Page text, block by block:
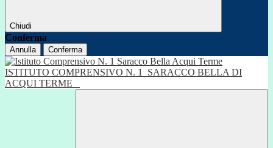
Chiudi
Conferma
Annulla Conferma
ISTITUTO COMPRENSIVO N. 1
SARACCO BELLA DI
ACQUI TERME